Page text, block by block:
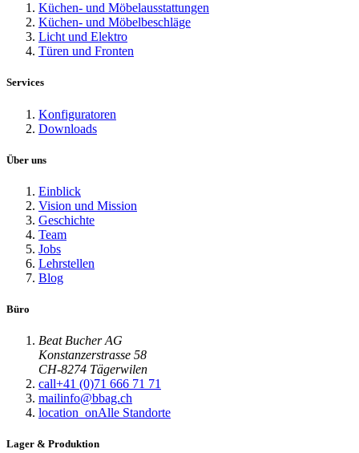
Küchen- und Möbelausstattungen
Küchen- und Möbelbeschläge
Licht und Elektro
Türen und Fronten
Services
Konfiguratoren
Downloads
Über uns
Einblick
Vision und Mission
Geschichte
Team
Jobs
Lehrstellen
Blog
Büro
Beat Bucher AG
Konstanzerstrasse 58
CH-8274 Tägerwilen
call+41 (0)71 666 71 71
mailinfo@bbag.ch
location_onAlle Standorte
Lager & Produktion